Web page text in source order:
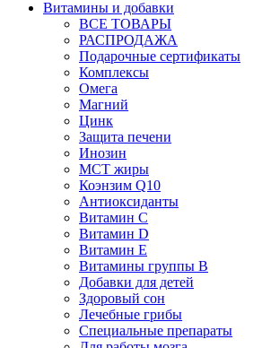
Витамины и добавки
ВСЕ ТОВАРЫ
РАСПРОДАЖА
Подарочные сертификаты
Комплексы
Омега
Магний
Цинк
Защита печени
Инозин
МСТ жиры
Коэнзим Q10
Антиоксиданты
Витамин С
Витамин D
Витамин Е
Витамины группы B
Добавки для детей
Здоровый сон
Лечебные грибы
Специальные препараты